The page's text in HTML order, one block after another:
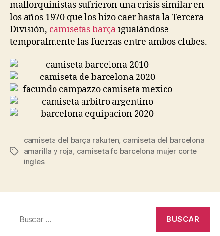
mallorquinistas sufrieron una crisis similar en
los años 1970 que los hizo caer hasta la Tercera
División, camisetas barçaigualándose
temporalmente las fuerzas entre ambos clubes.
Etiquetas
camiseta del barça rakuten, camiseta del barcelona
amarilla y roja, camiseta fc barcelona mujer corte
ingles